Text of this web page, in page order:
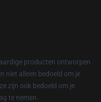
producten ontworpen
niet alleen bedoeld om je
zijn ook bedoeld om je
te nemen.